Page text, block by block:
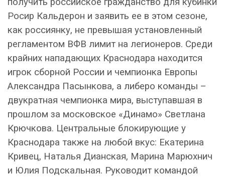
Росир Кальдерон и заявить ее в этом сезоне,
как россиянку, не превышая установленный
регламентом ВФВ лимит на легионеров. Среди
крайних нападающих Краснодара находится
игрок сборной России и чемпионка Европы
Александра Пасынкова, а либеро команды –
двукратная чемпионка мира, выступавшая в
прошлом за московское «Динамо» Светлана
Крючкова. Центральные блокирующие у
Краснодара также на любой вкус: Екатерина
Кривец, Наталья Дианская, Марина Марюхнич
и Юлия Подскальная. Руководит командой